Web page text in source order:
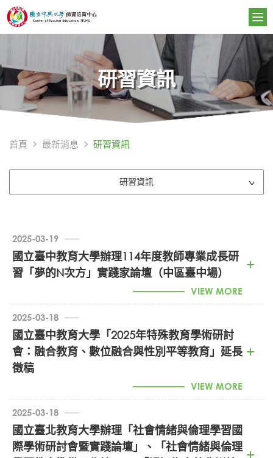
研習資訊
首頁 最新消息 研習資訊
研習資訊
2025-03-19
國立臺中教育大學辦理114年度教師專業成長研
習「夢的N次方」實踐家論壇（中區臺中場）
VIEW MORE
2025-03-18
國立臺中教育大學「2025年特殊教育學術研討
會：融合教育、數位融合與性別平等教育」延長
徵稿
VIEW MORE
1140004591_2025特殊教育研討會徵稿 (PDF)
2025-03-18
國立臺北教育大學辦理「社會情緒與倫理學習國
際學術研討會暨實踐論壇」、「社會情緒與倫理